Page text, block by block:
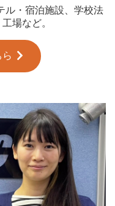
ル・宿泊施設、学校法
場など。